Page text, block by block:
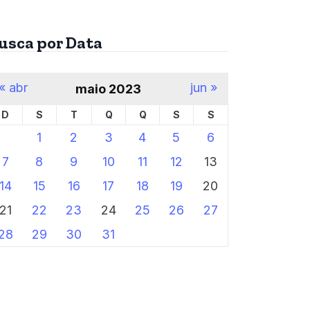
por Data
maio 2023
D S T Q Q S S
1 2 3 4 5
6
7
8 9 10 11 12
13
15 16 17 18 19
20
22 23 24 25 26
27
29 30 31
abr jun »